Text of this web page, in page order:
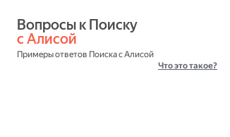
с Алисой
Примеры ответов Поиска с Алисой
Что это такое?